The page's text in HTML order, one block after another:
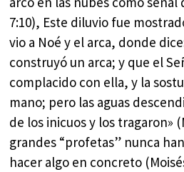
7:10), Este diluvio fue
vio a Noé y el arca, donde
construyó un arca; y que el
complacido con ella, y la
mano; pero las aguas
de los inicuos y los tragaron»
grandes “profetas” nunca
hacer algo en concreto